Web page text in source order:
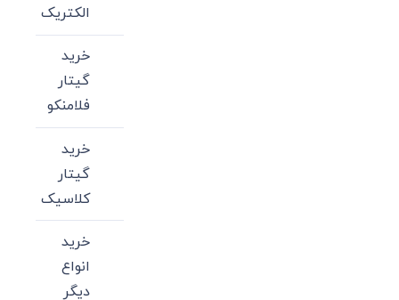
الکتریک
خرید
گیتار
فلامنکو
خرید
گیتار
کلاسیک
خرید
انواع
دیگر